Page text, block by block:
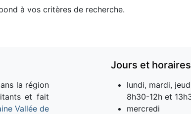
à vos critères de recherche.
la région
et fait
Vallée de
Jours et
lundi, mardi,
8h30-12h et
mercredi